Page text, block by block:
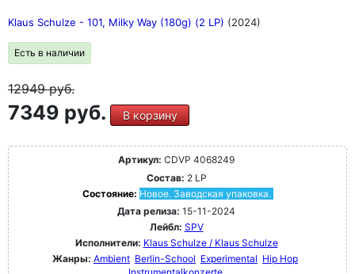
Klaus Schulze - 101, Milky Way (180g) (2 LP) (2024)
Есть в наличии
12949руб.
7349 руб. В корзину
Артикул: CDVP 4068249
Состав: 2 LP
Состояние: Новое. Заводская упаковка.
Дата релиза: 15-11-2024
Лейбл: SPV
Исполнители: Klaus Schulze / Klaus Schulze
Жанры: Ambient Berlin-School Experimental Hip Hop